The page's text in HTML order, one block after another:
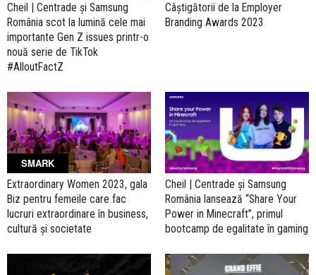
Cheil | Centrade și Samsung
România scot la lumină cele mai
importante Gen Z issues printr-o
nouă serie de TikTok
#AlloutFactZ
Câștigătorii de la Employer
Branding Awards 2023
SMARK
Extraordinary Women 2023, gala
Biz pentru femeile care fac
lucruri extraordinare în business,
cultură și societate
Cheil | Centrade și Samsung
România lansează “Share Your
Power in Minecraft”, primul
bootcamp de egalitate în gaming